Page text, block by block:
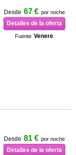
Desde 67 € por noche
Detalles de la oferta
Fuente Venere
Desde 81 € por noche
Detalles de la oferta